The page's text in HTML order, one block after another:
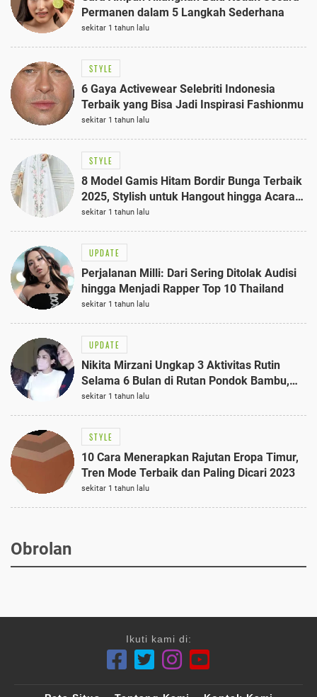
Permanen dalam 5 Langkah Sederhana
sekitar 1 tahun lalu
STYLE
6 Gaya Activewear Selebriti Indonesia
Terbaik yang Bisa Jadi Inspirasi Fashionmu
sekitar 1 tahun lalu
STYLE
8 Model Gamis Hitam Bordir Bunga Terbaik
2025, Stylish untuk Hangout hingga Acara
Semi-Formal
sekitar 1 tahun lalu
UPDATE
Perjalanan Milli: Dari Sering Ditolak Audisi
hingga Menjadi Rapper Top 10 Thailand
sekitar 1 tahun lalu
UPDATE
Nikita Mirzani Ungkap 3 Aktivitas Rutin
Selama 6 Bulan di Rutan Pondok Bambu,
Terungkap!
sekitar 1 tahun lalu
STYLE
10 Cara Menerapkan Rajutan Eropa Timur,
Tren Mode Terbaik dan Paling Dicari 2023
sekitar 1 tahun lalu
Obrolan
Ikuti kami di: